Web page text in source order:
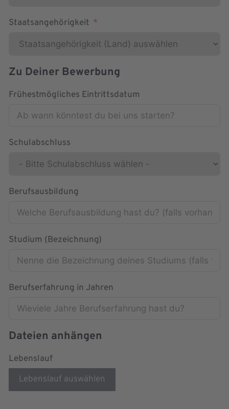
Staatsangehörigkeit
Zu Deiner Bewerbung
Frühestmögliches Eintrittsdatum
Schulabschluss
Berufsausbildung
Studium (Bezeichnung)
Berufserfahrung in Jahren
Dateien anhängen
Lebenslauf
Lebenslauf auswählen